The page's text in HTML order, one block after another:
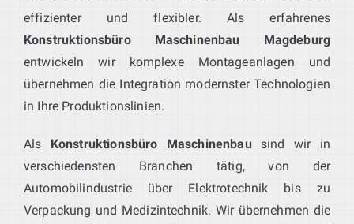
effizienter und flexibler. Als erfahrenes
Konstruktionsbüro Maschinenbau Magdeburg
entwickeln wir komplexe Montageanlagen und
übernehmen die Integration modernster Technologien
in Ihre Produktionslinien.
Als Konstruktionsbüro Maschinenbau sind wir in
verschiedensten Branchen tätig, von der
Automobilindustrie über Elektrotechnik bis zu
Verpackung und Medizintechnik. Wir übernehmen die